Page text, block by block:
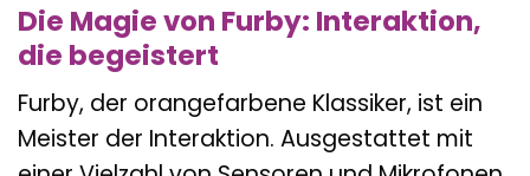
Die Magie von Furby: Interaktion,
die begeistert
Furby, der orangefarbene Klassiker, ist ein
Meister der Interaktion. Ausgestattet mit